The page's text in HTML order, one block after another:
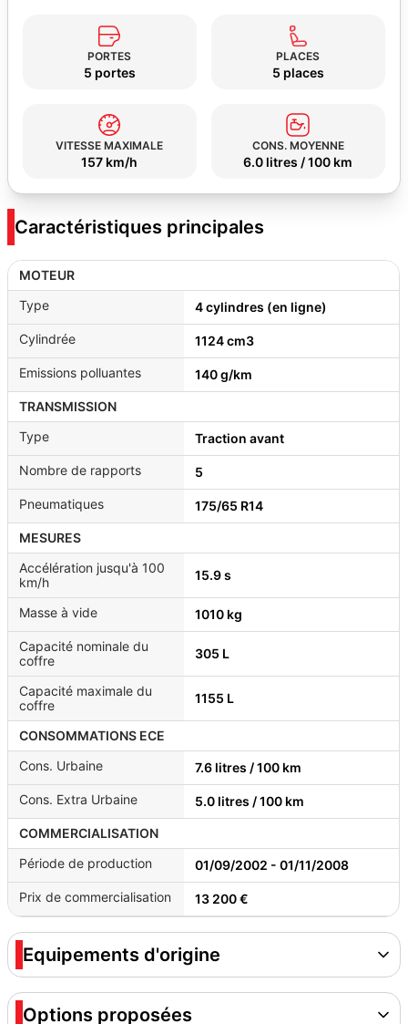
PORTES
5 portes
PLACES
5 places
VITESSE MAXIMALE
157 km/h
CONS. MOYENNE
6.0 litres / 100 km
Caractéristiques principales
MOTEUR
Type
4 cylindres (en ligne)
Cylindrée 1124 cm3
Emissions polluantes 140 g/km
TRANSMISSION
Type
Traction avant
Nombre de rapports 5
Pneumatiques 175/65 R14
MESURES
Accélération jusqu'à 100
km/h
15.9 s
Masse à vide 1010 kg
Capacité nominale du
coffre
305 L
Capacité maximale du
coffre
1155 L
CONSOMMATIONS ECE
Cons. Urbaine
7.6 litres / 100 km
Cons. Extra Urbaine 5.0 litres / 100 km
COMMERCIALISATION
Période de production
01/09/2002 - 01/11/2008
Prix de commercialisation 13 200 €
Equipements d'origine
Options proposées